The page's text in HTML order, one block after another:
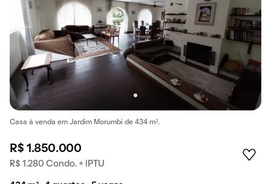
Casa à venda em Jardim Morumbi de 434 m².
R$ 1.850.000
R$ 1.280 Condo. + IPTU